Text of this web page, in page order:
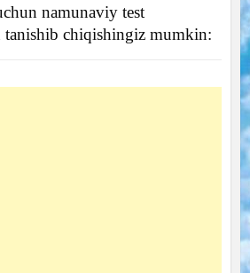
namunaviy test
chiqishingiz mumkin: